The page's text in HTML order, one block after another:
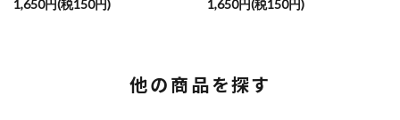
1,650円(税150円) 1,650円(税150円)
他の商品を探す